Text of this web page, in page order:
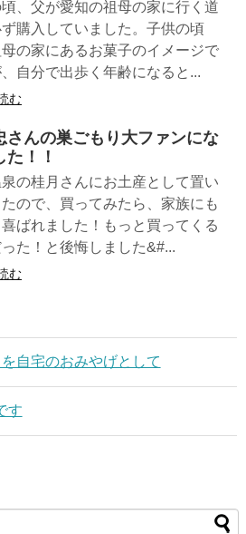
、父が愛知の祖母の家に行く道
購入していました。子供の頃
の家にあるお菓子のイメージで
、自分で出歩く年齢になると...
む
さんの巣ごもり大ファンにな
た！！
の桂月さんにお土産として置い
ので、買ってみたら、家族にも
ばれました！もっと買ってくる
た！と後悔しました&#...
む
自宅のおみやげとして
す